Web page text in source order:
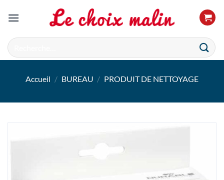
Recherche
pour :
Accueil / BUREAU / PRODUIT DE NETTOYAGE